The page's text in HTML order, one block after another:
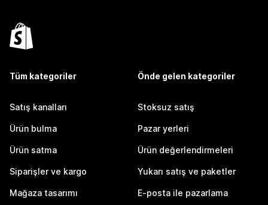
Tüm kategoriler
Satış kanalları
Ürün bulma
Ürün satma
Siparişler ve kargo
Mağaza tasarımı
Önde gelen kategoriler
Stoksuz satış
Pazar yerleri
Ürün değerlendirmeleri
Yukarı satış ve paketler
E-posta ile pazarlama